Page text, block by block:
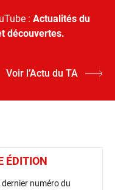
: Actualités du
découvertes.
Voir l’Actu du TA
ÉDITION
dernier numéro du